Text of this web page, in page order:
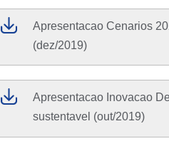
Apresentacao Cenarios
(dez/2019)
Apresentacao Inovacao
sustentavel (out/2019)